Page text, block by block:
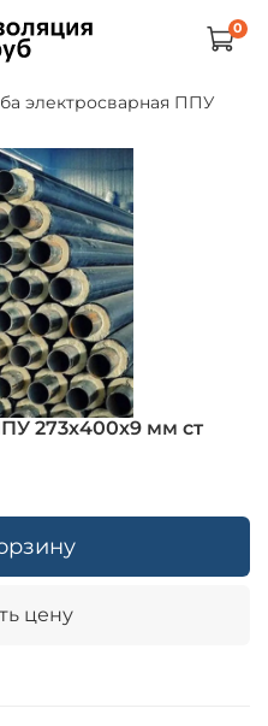
0
электросварная ППУ
273х400х9 мм ст
цену